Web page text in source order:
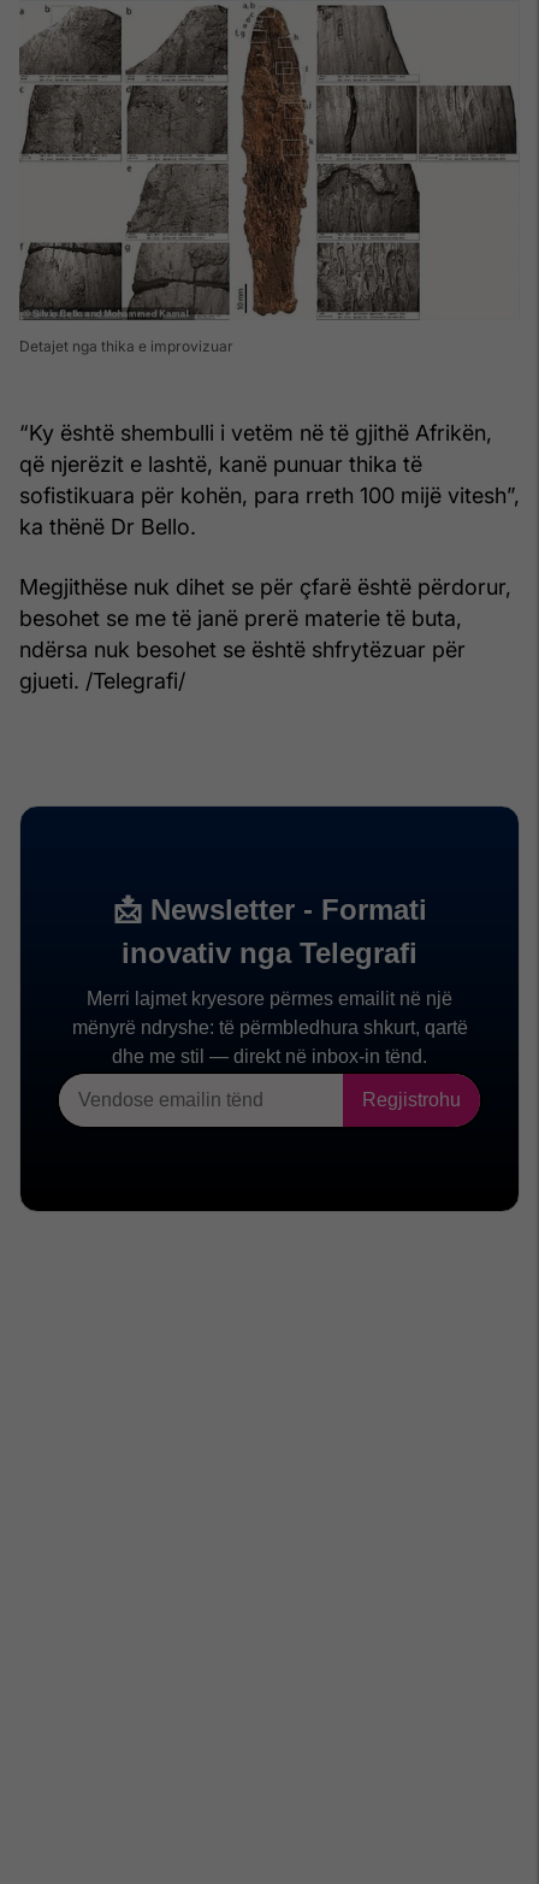
Detajet nga thika e improvizuar
“Ky është shembulli i vetëm në të gjithë Afrikën,
që njerëzit e lashtë, kanë punuar thika të
sofistikuara për kohën, para rreth 100 mijë vitesh”,
ka thënë Dr Bello.
Megjithëse nuk dihet se për çfarë është përdorur,
besohet se me të janë prerë materie të buta,
ndërsa nuk besohet se është shfrytëzuar për
gjueti. /Telegrafi/